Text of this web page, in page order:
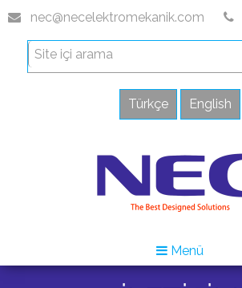
nec@necelektromekanik.com
Türkçe English
Menü